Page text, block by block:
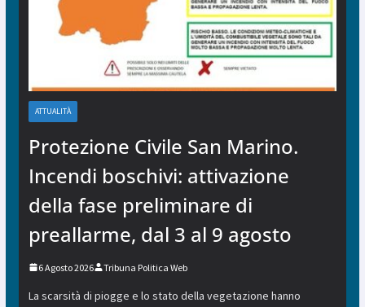
ATTUALITÀ
Protezione Civile San Marino.
Incendi boschivi: attivazione
della fase preliminare di
preallarme, dal 3 al 9 agosto
6 Agosto 2026 Tribuna Politica Web
La scarsità di piogge e lo stato della vegetazione hanno